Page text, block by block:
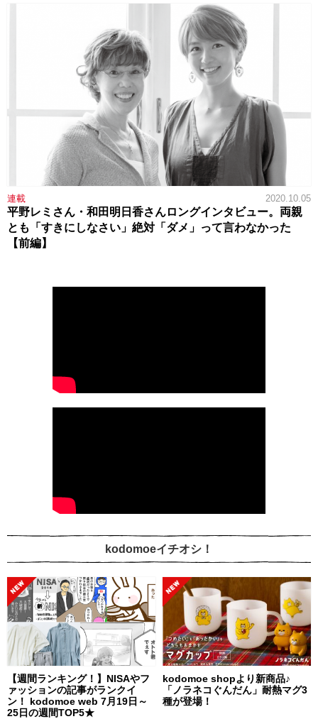
連載 2020.10.05
平野レミさん・和田明日香さんロングインタビュー。両親
とも「すきにしなさい」絶対「ダメ」って言わなかった
【前編】
kodomoeイチオシ！
【週間ランキング！】NISAやフ
ァッションの記事がランクイ
ン！ kodomoe web 7月19日～
25日の週間TOP5★
kodomoe shopより新商品♪
「ノラネコぐんだん」耐熱マグ3
種が登場！